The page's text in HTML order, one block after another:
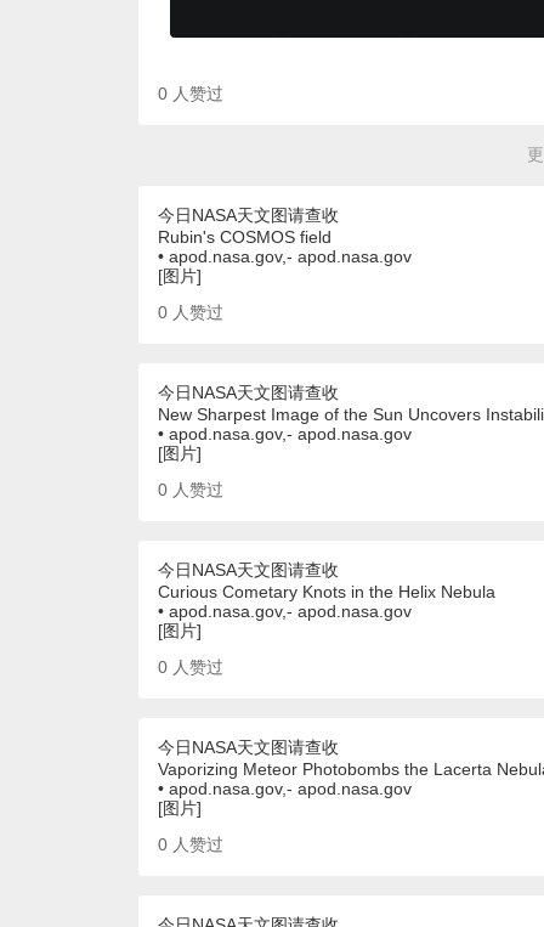
0 人赞过
今日NASA天文图请查收
Rubin's COSMOS field
• apod.nasa.gov,- apod.nasa.gov
[图片]
0 人赞过
今日NASA天文图请查收
New Sharpest Image of the Sun Uncovers
• apod.nasa.gov,- apod.nasa.gov
[图片]
0 人赞过
今日NASA天文图请查收
Curious Cometary Knots in the Helix Nebula
• apod.nasa.gov,- apod.nasa.gov
[图片]
0 人赞过
今日NASA天文图请查收
Vaporizing Meteor Photobombs the Lacerta
• apod.nasa.gov,- apod.nasa.gov
[图片]
0 人赞过